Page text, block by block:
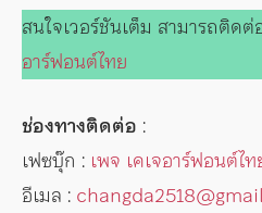
สนใจเวอร์ชันเต็ม สามารถติด
อาร์ฟอนต์ไทย
ช่องทางติดต่อ :
เฟซบุ๊ก : เพจ เคเจอาร์ฟอนต์ไท
อีเมล :